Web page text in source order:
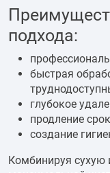
подхода:
быстрая
глубокое
продление
создание
Комбинируя сухую